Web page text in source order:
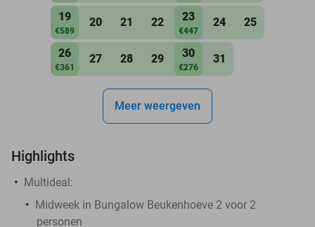
19
€589
20 21 22 23
€447
24 25
26
€361
27 28 29 30
€276
31
Meer weergeven
Highlights
Multideal:
Midweek in Bungalow Beukenhoeve 2 voor 2
personen